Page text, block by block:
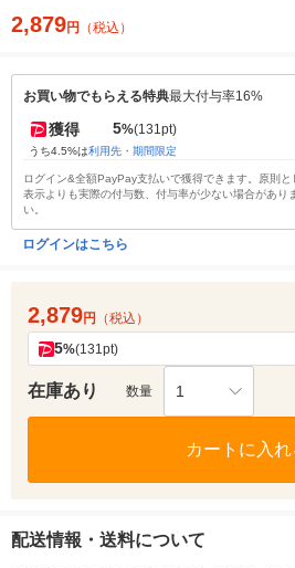
2,879円 （税込）
お買い物でもらえる特典最大付与率16%
獲得 5%(131pt)
うち4.5%は利用先・期間限定
ログイン&全額PayPay支払いで獲得できます。原則と
表示よりも実際の付与数、付与率が少ない場合があり
い。
ログインはこちら
2,879円 （税込）
5%(131pt)
在庫あり 数量 1
カートに入れ
配送情報・送料について